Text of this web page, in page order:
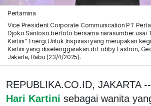
Pertamina
Vice President Corporate Communication PT
Djoko Santoso berfoto bersama narasumber usai
Kartini" Energi Untuk Inspirasi yang merupakan
Kartini yang diselenggarakan di Lobby Fastron,
Jakarta, Rabu (23/4/2025).
REPUBLIKA.CO.ID, JAKARTA
Hari Kartini sebagai wanita